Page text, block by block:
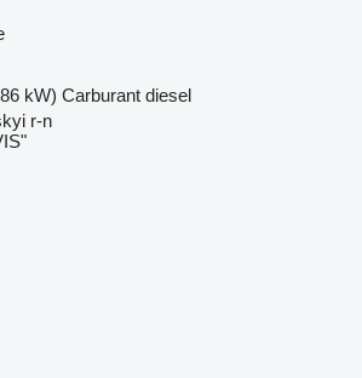
kW) Carburant diesel
r-n